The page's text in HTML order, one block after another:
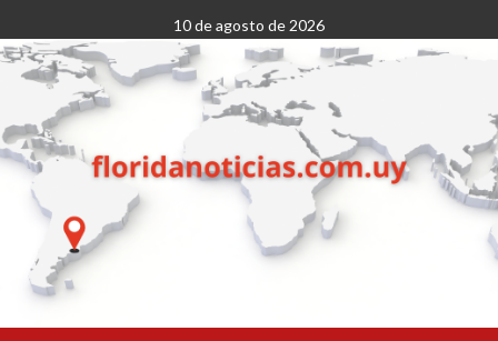
al
contenido
10 de agosto de 2026